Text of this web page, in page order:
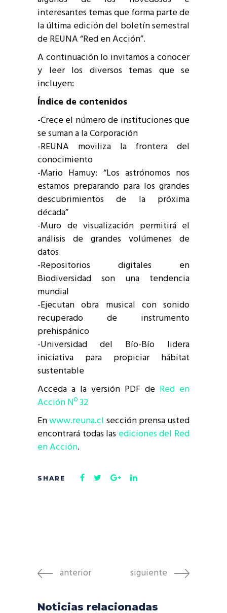
interesantes temas que forma parte de
la última edición del boletín semestral
de REUNA “Red en Acción”.
A continuación lo invitamos a conocer
y leer los diversos temas que se
incluyen:
Índice de contenidos
-Crece el número de instituciones que
se suman a la Corporación
-REUNA moviliza la frontera del
conocimiento
-Mario Hamuy: “Los astrónomos nos
estamos preparando para los grandes
descubrimientos de la próxima
década”
-Muro de visualización permitirá el
análisis de grandes volúmenes de
datos
-Repositorios digitales en
Biodiversidad son una tendencia
mundial
-Ejecutan obra musical con sonido
recuperado de instrumento
prehispánico
-Universidad del Bío-Bío lidera
iniciativa para propiciar hábitat
sustentable
Acceda a la versión PDF de Red en
Acción Nº 32
Enwww.reuna.cl sección prensa usted
encontrará todas las ediciones del Red
en Acción.
anterior siguiente
Noticias relacionadas